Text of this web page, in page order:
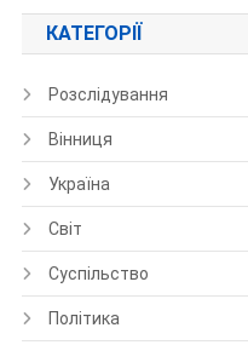
КАТЕГОРІЇ
Розслідування
Вінниця
Україна
Світ
Суспільство
Політика